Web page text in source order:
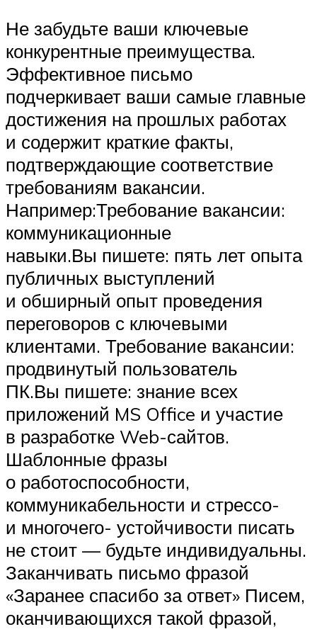
Не забудьте ваши ключевые
конкурентные преимущества.
Эффективное письмо
подчеркивает ваши самые главные
достижения на прошлых работах
и содержит краткие факты,
подтверждающие соответствие
требованиям вакансии.
Например:Требование вакансии:
коммуникационные
навыки.Вы пишете: пять лет опыта
публичных выступлений
и обширный опыт проведения
переговоров с ключевыми
клиентами. Требование вакансии:
продвинутый пользователь
ПК.Вы пишете: знание всех
приложений MS Office и участие
в разработке Web-сайтов.
Шаблонные фразы
о работоспособности,
коммуникабельности и стрессо-
и многочего- устойчивости писать
не стоит — будьте индивидуальны.
Заканчивать письмо фразой
«Заранее спасибо за ответ» Писем,
оканчивающихся такой фразой,